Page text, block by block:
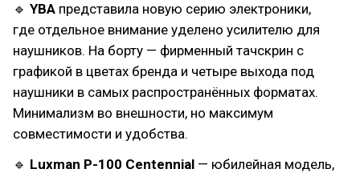
🔹 YBA представила новую серию электроники,
где отдельное внимание уделено усилителю для
наушников. На борту — фирменный тачскрин с
графикой в цветах бренда и четыре выхода под
наушники в самых распространённых форматах.
Минимализм во внешности, но максимум
совместимости и удобства.
🔹 Luxman P-100 Centennial — юбилейная модель,